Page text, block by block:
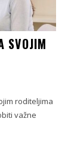
SVOJIM
roditeljima
važne